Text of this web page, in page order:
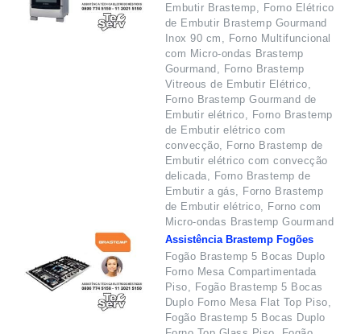
Embutir Brastemp, Forno Elétrico
de Embutir Brastemp Gourmand
Inox 90 cm, Forno Multifuncional
com Micro-ondas Brastemp
Gourmand, Forno Brastemp
Vitreous de Embutir Elétrico,
Forno Brastemp Gourmand de
Embutir elétrico, Forno Brastemp
de Embutir elétrico com
convecção, Forno Brastemp de
Embutir elétrico com convecção
delicada, Forno Brastemp de
Embutir a gás, Forno Brastemp
de Embutir elétrico, Forno com
Micro-ondas Brastemp Gourmand
Assistência Brastemp Fogões
Fogão Brastemp 5 Bocas Duplo
Forno Mesa Compartimentada
Piso, Fogão Brastemp 5 Bocas
Duplo Forno Mesa Flat Top Piso,
Fogão Brastemp 5 Bocas Duplo